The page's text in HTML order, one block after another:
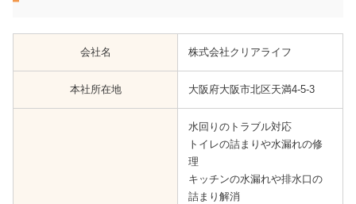
会社名 株式会社クリアライフ
本社所在地 大阪府大阪市北区天満4-5-3
水回りのトラブル対応
トイレの詰まりや水漏れの修
理
キッチンの水漏れや排水口の
詰まり解消